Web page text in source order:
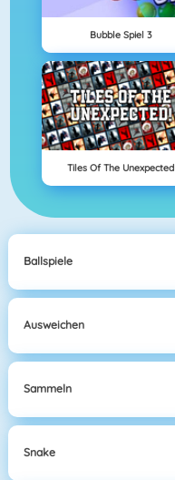
Bubble Spiel 3
Tiles Of The Unexpected
Ballspiele
Ausweichen
Sammeln
Snake